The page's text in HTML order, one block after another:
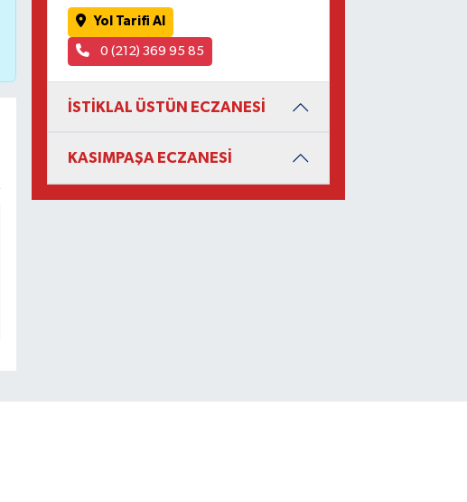
Yol Tarifi Al
0 (212) 369 95 85
İSTİKLAL ÜSTÜN ECZANESİ
KASIMPAŞA ECZANESİ